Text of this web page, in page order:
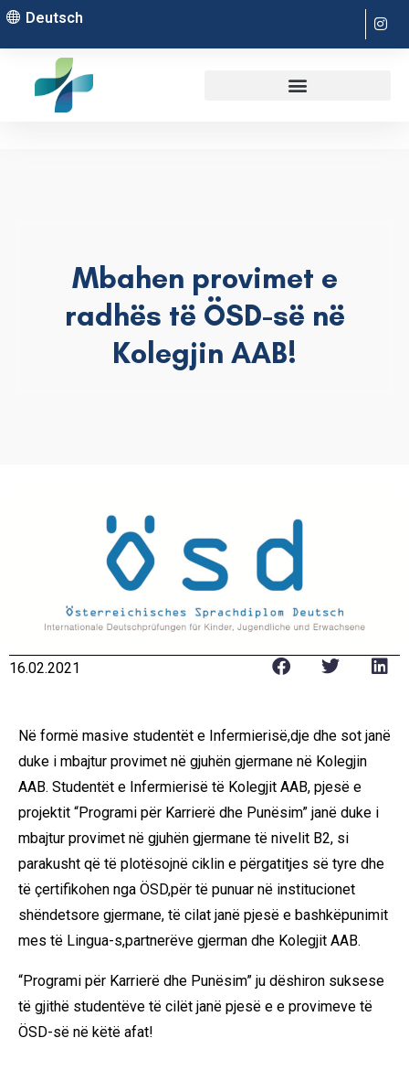
Deutsch
Mbahen provimet e
radhës të ÖSD-së në
Kolegjin AAB!
16.02.2021
Në formë masive studentët e Infermierisë,dje dhe sot janë
duke i mbajtur provimet në gjuhën gjermane në Kolegjin
AAB. Studentët e Infermierisë të Kolegjit AAB, pjesë e
projektit “Programi për Karrierë dhe Punësim” janë duke i
mbajtur provimet në gjuhën gjermane të nivelit B2, si
parakusht që të plotësojnë ciklin e përgatitjes së tyre dhe
të çertifikohen nga ÖSD,për të punuar në institucionet
shëndetsore gjermane, të cilat janë pjesë e bashkëpunimit
mes të Lingua-s,partnerëve gjerman dhe Kolegjit AAB.
“Programi për Karrierë dhe Punësim” ju dëshiron suksese
të gjithë studentëve të cilët janë pjesë e e provimeve të
ÖSD-së në këtë afat!